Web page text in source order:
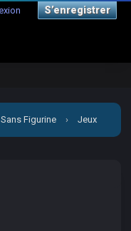
S’enregistrer
Figurine › Jeux